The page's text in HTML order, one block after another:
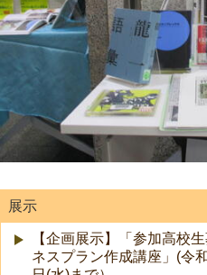
展示
【企画展示】「参加高校
ネスプラン作成講座」(令